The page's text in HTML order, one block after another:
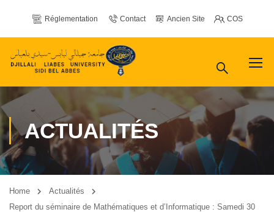
Réglementation Contact Ancien Site COS
ACTUALITÉS
Home
Actualités
Report du séminaire de Mathématiques et d’Informatique : Samedi 30